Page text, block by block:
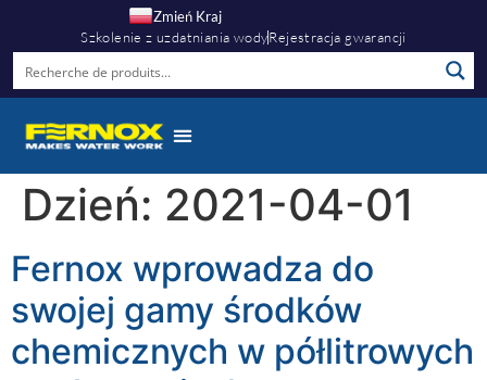
Zmień Kraj
Szkolenie z uzdatniania wodyRejestracja gwarancji
Dzień: 2021-04-01
Fernox wprowadza do
swojej gamy środków
chemicznych w półlitrowych